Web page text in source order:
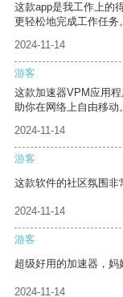
这款app是我工作上的
更轻松地完成工作任务。
2024-11-14
游客
这款加速器VPM应用
助你在网络上自由移动。
2024-11-14
游客
这款软件的社区氛围非
2024-11-14
游客
超级好用的加速器，妈
2024-11-14